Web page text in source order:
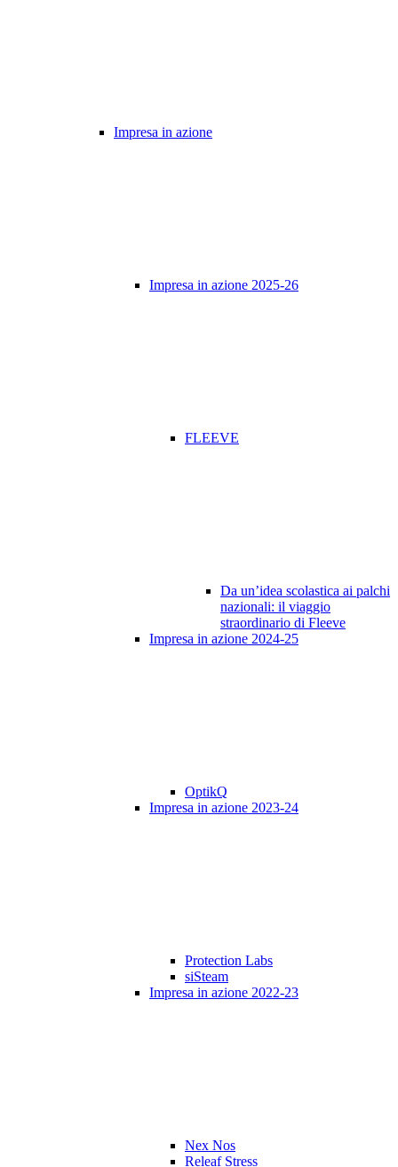
Impresa in azione
Impresa in azione 2025-26
FLEEVE
Da un’idea scolastica ai palchi
nazionali: il viaggio
straordinario di Fleeve
Impresa in azione 2024-25
OptikQ
Impresa in azione 2023-24
Protection Labs
siSteam
Impresa in azione 2022-23
Nex Nos
Releaf Stress